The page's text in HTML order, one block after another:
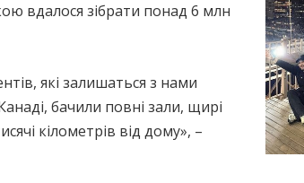
вдалося зібрати понад 6 млн
які залишаться з нами
бачили повні зали, щирі
кілометрів від дому», –